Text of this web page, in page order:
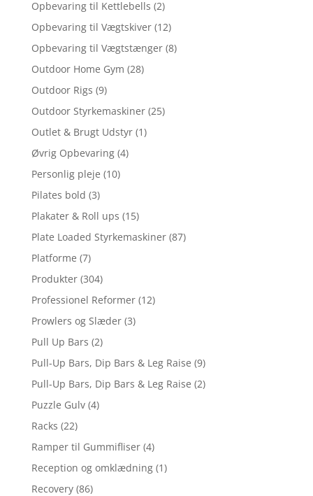
Opbevaring til Kettlebells (2)
Opbevaring til Vægtskiver (12)
Opbevaring til Vægtstænger (8)
Outdoor Home Gym (28)
Outdoor Rigs (9)
Outdoor Styrkemaskiner (25)
Outlet & Brugt Udstyr (1)
Øvrig Opbevaring (4)
Personlig pleje (10)
Pilates bold (3)
Plakater & Roll ups (15)
Plate Loaded Styrkemaskiner (87)
Platforme (7)
Produkter (304)
Professionel Reformer (12)
Prowlers og Slæder (3)
Pull Up Bars (2)
Pull-Up Bars, Dip Bars & Leg Raise (9)
Pull-Up Bars, Dip Bars & Leg Raise (2)
Puzzle Gulv (4)
Racks (22)
Ramper til Gummifliser (4)
Reception og omklædning (1)
Recovery (86)